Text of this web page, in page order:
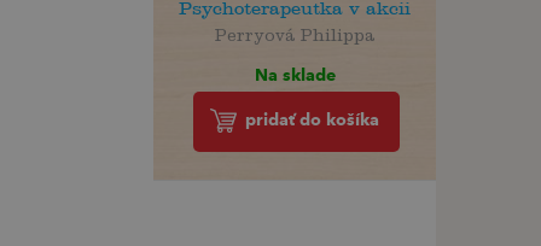
Psychoterapeutka v akcii
Perryová Philippa
Na sklade
pridať do košíka